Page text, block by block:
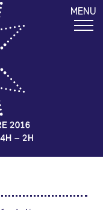
MENU